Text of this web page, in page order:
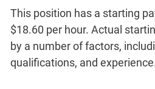
This position has a starting
$18.60 per hour. Actual
by a number of factors,
qualifications, and